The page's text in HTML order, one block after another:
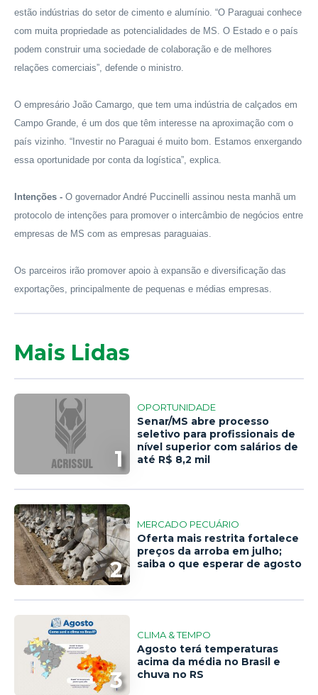
estão indústrias do setor de cimento e alumínio. “O Paraguai conhece
com muita propriedade as potencialidades de MS. O Estado e o país
podem construir uma sociedade de colaboração e de melhores
relações comerciais”, defende o ministro.
O empresário João Camargo, que tem uma indústria de calçados em
Campo Grande, é um dos que têm interesse na aproximação com o
país vizinho. “Investir no Paraguai é muito bom. Estamos enxergando
essa oportunidade por conta da logística”, explica.
Intenções - O governador André Puccinelli assinou nesta manhã um
protocolo de intenções para promover o intercâmbio de negócios entre
empresas de MS com as empresas paraguaias.
Os parceiros irão promover apoio à expansão e diversificação das
exportações, principalmente de pequenas e médias empresas.
Mais Lidas
1
OPORTUNIDADE
Senar/MS abre processo
seletivo para profissionais de
nível superior com salários de
até R$ 8,2 mil
2
MERCADO PECUÁRIO
Oferta mais restrita fortalece
preços da arroba em julho;
saiba o que esperar de agosto
3
CLIMA & TEMPO
Agosto terá temperaturas
acima da média no Brasil e
chuva no RS